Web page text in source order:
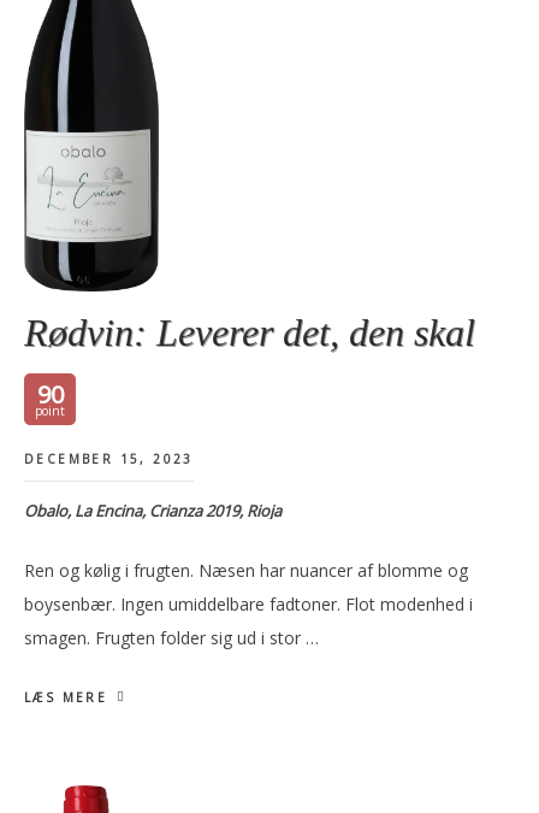
Rødvin: Leverer det, den skal
90
DECEMBER 15, 2023
Obalo, La Encina, Crianza 2019, Rioja
Ren og kølig i frugten. Næsen har nuancer af blomme og
boysenbær. Ingen umiddelbare fadtoner. Flot modenhed i
smagen. Frugten folder sig ud i stor …
LÆS MERE